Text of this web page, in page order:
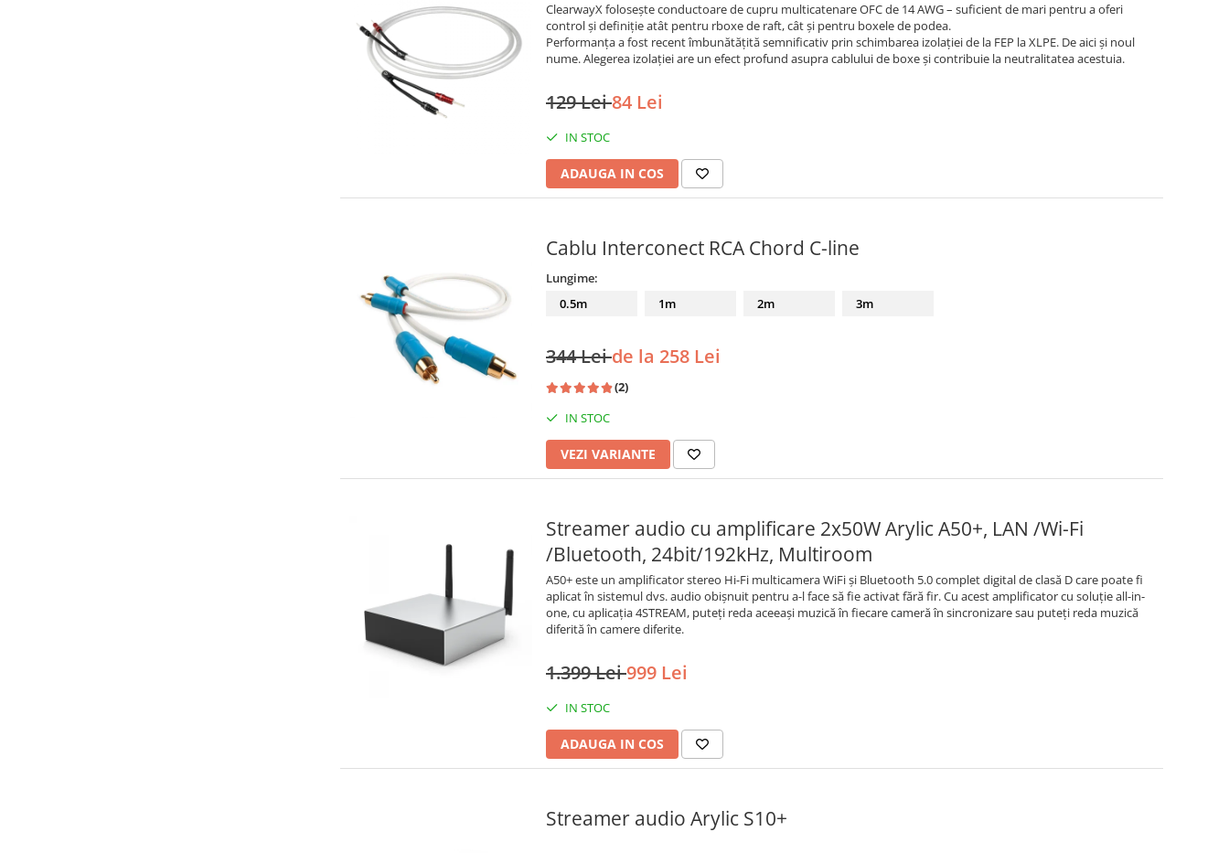
ClearwayX folosește conductoare de cupru multicatenare OFC de 14 AWG – suficient de mari pentru a oferi
control și definiție atât pentru rboxe de raft, cât și pentru boxele de podea.
Performanța a fost recent îmbunătățită semnificativ prin schimbarea izolației de la FEP la XLPE. De aici și noul
nume. Alegerea izolației are un efect profund asupra cablului de boxe și contribuie la neutralitatea acestuia.
129 Lei84 Lei
IN STOC
ADAUGA IN COS
Cablu Interconect RCA Chord C-line
Lungime:
0.5m
1m 2m 3m
344 Leide la 258 Lei
(2)
IN STOC
VEZI VARIANTE
Streamer audio cu amplificare 2x50W Arylic A50+, LAN /Wi-Fi
/Bluetooth, 24bit/192kHz, Multiroom
A50+ este un amplificator stereo Hi-Fi multicamera WiFi și Bluetooth 5.0 complet digital de clasă D care poate fi
aplicat în sistemul dvs. audio obișnuit pentru a-l face să fie activat fără fir. Cu acest amplificator cu soluție all-in-
one, cu aplicația 4STREAM, puteți reda aceeași muzică în fiecare cameră în sincronizare sau puteți reda muzică
diferită în camere diferite.
1.399 Lei999 Lei
IN STOC
ADAUGA IN COS
Streamer audio Arylic S10+